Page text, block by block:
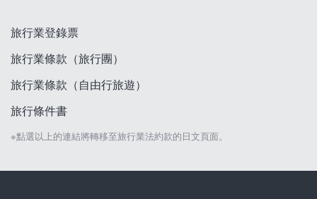
旅行業登錄票
旅行業條款（旅行團）
旅行業條款（自由行旅遊）
旅行條件書
※點選以上的連結將轉移至旅行業法約款的日文頁面。